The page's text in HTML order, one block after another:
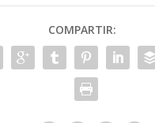
COMPARTIR: